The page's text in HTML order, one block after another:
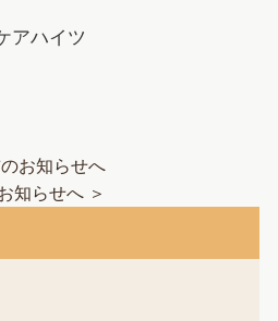
アハイツ
のお知らせへ
知らせへ ＞